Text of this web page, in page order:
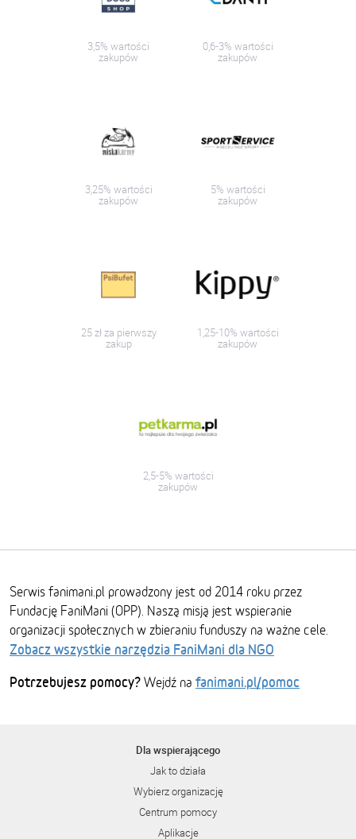
3,5% wartości
zakupów
0,6-3% wartości
zakupów
3,25% wartości
zakupów
5% wartości
zakupów
25 zł za pierwszy
zakup
1,25-10% wartości
zakupów
2,5-5% wartości
zakupów
Serwis fanimani.pl prowadzony jest od 2014 roku przez
Fundację FaniMani (OPP). Naszą misją jest wspieranie
organizacji społecznych w zbieraniu funduszy na ważne cele.
Zobacz wszystkie narzędzia FaniMani dla NGO
Potrzebujesz pomocy? Wejdź na fanimani.pl/pomoc
Dla wspierającego
Jak to działa
Wybierz organizację
Centrum pomocy
Aplikacje